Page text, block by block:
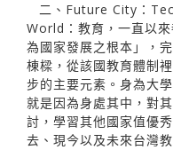
二、Future City：
World：教育，一直以
為國家發展之根本」，
棟樑，從該國教育體制
步的主要元素。身為大
就是因為身處其中，對
討，學習其他國家值優
去、現今以及未來台灣